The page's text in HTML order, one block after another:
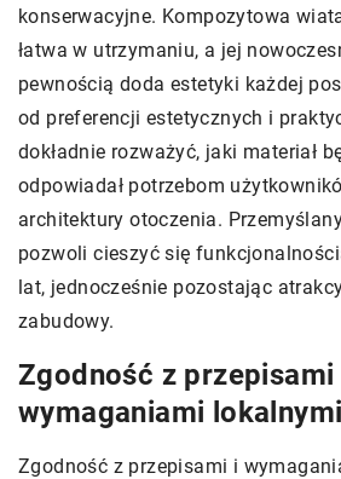
konserwacyjne. Kompozytowa
łatwa w utrzymaniu, a jej
pewnością doda estetyki każdej
od preferencji estetycznych i
dokładnie rozważyć, jaki materiał
odpowiadał potrzebom
architektury otoczenia.
pozwoli cieszyć się
lat, jednocześnie pozostając
zabudowy.
Zgodność z przepisami
wymaganiami lokalnymi
Zgodność z przepisami i